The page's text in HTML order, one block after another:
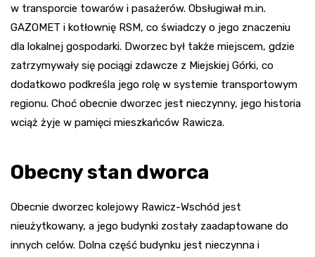
w transporcie towarów i pasażerów. Obsługiwał m.in.
GAZOMET i kotłownię RSM, co świadczy o jego znaczeniu
dla lokalnej gospodarki. Dworzec był także miejscem, gdzie
zatrzymywały się pociągi zdawcze z Miejskiej Górki, co
dodatkowo podkreśla jego rolę w systemie transportowym
regionu. Choć obecnie dworzec jest nieczynny, jego historia
wciąż żyje w pamięci mieszkańców Rawicza.
Obecny stan dworca
Obecnie dworzec kolejowy Rawicz-Wschód jest
nieużytkowany, a jego budynki zostały zaadaptowane do
innych celów. Dolna część budynku jest nieczynna i